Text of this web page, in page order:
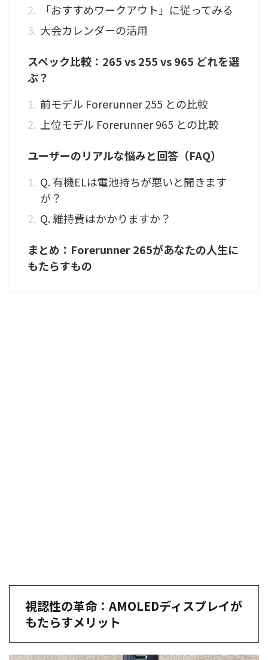
「おすすめワークアウト」に従ってみる
大会カレンダーの活用
スペック比較：265 vs 255 vs 965 どれを選
ぶ？
前モデル Forerunner 255 との比較
上位モデル Forerunner 965 との比較
ユーザーのリアルな悩みと回答（FAQ）
Q. 有機ELは電池持ちが悪いと聞きます
が？
Q. 維持費はかかりますか？
まとめ：Forerunner 265があなたの人生に
もたらすもの
視認性の革命：AMOLEDディスプレイが
もたらすメリット